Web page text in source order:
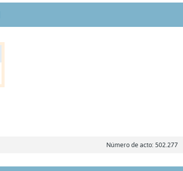
Número de acto: 502.277